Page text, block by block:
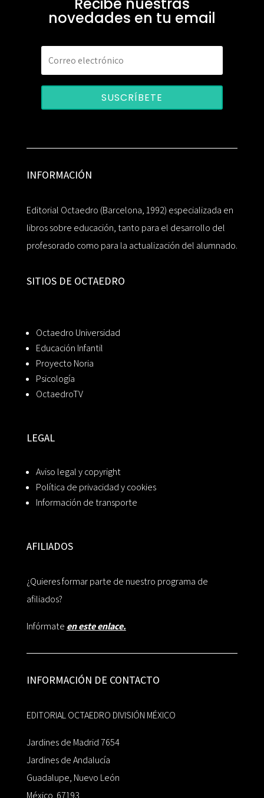
Recibe nuestras
novedades en tu email
SUSCRÍBETE
INFORMACIÓN
Editorial Octaedro (Barcelona, 1992) especializada en
libros sobre educación, tanto para el desarrollo del
profesorado como para la actualización del alumnado.
SITIOS DE OCTAEDRO
Octaedro Universidad
Educación Infantil
Proyecto Noria
Psicología
OctaedroTV
LEGAL
Aviso legal y copyright
Política de privacidad y cookies
Información de transporte
AFILIADOS
¿Quieres formar parte de nuestro programa de
afiliados?
Infórmate en este enlace.
INFORMACIÓN DE CONTACTO
EDITORIAL OCTAEDRO DIVISIÓN MÉXICO
Jardines de Madrid 7654
Jardines de Andalucía
Guadalupe, Nuevo León
México 67193